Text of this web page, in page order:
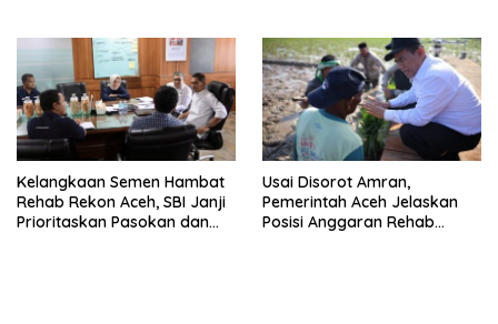
Kelangkaan Semen Hambat
Rehab Rekon Aceh, SBI Janji
Prioritaskan Pasokan dan
Usai Disorot Amran,
Pemerintah Aceh Jelaskan
Posisi Anggaran Rehab